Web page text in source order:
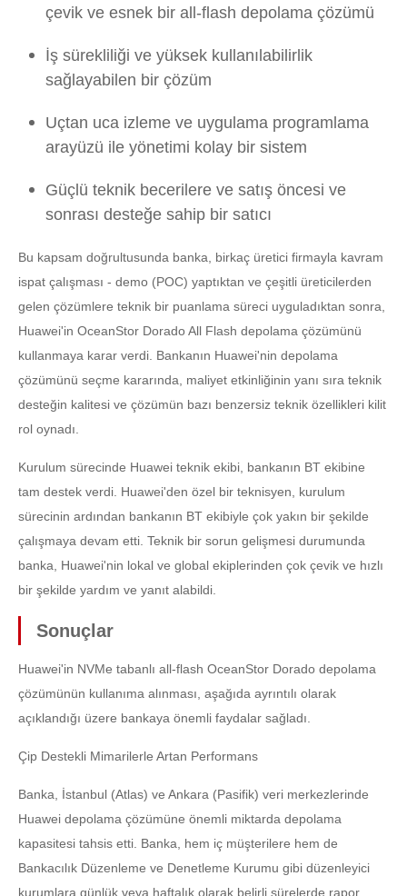
çevik ve esnek bir all-flash depolama çözümü
İş sürekliliği ve yüksek kullanılabilirlik
sağlayabilen bir çözüm
Uçtan uca izleme ve uygulama programlama
arayüzü ile yönetimi kolay bir sistem
Güçlü teknik becerilere ve satış öncesi ve
sonrası desteğe sahip bir satıcı
Bu kapsam doğrultusunda banka, birkaç üretici firmayla kavram
ispat çalışması - demo (POC) yaptıktan ve çeşitli üreticilerden
gelen çözümlere teknik bir puanlama süreci uyguladıktan sonra,
Huawei'in OceanStor Dorado All Flash depolama çözümünü
kullanmaya karar verdi. Bankanın Huawei'nin depolama
çözümünü seçme kararında, maliyet etkinliğinin yanı sıra teknik
desteğin kalitesi ve çözümün bazı benzersiz teknik özellikleri kilit
rol oynadı.
Kurulum sürecinde Huawei teknik ekibi, bankanın BT ekibine
tam destek verdi. Huawei'den özel bir teknisyen, kurulum
sürecinin ardından bankanın BT ekibiyle çok yakın bir şekilde
çalışmaya devam etti. Teknik bir sorun gelişmesi durumunda
banka, Huawei'nin lokal ve global ekiplerinden çok çevik ve hızlı
bir şekilde yardım ve yanıt alabildi.
Sonuçlar
Huawei'in NVMe tabanlı all-flash OceanStor Dorado depolama
çözümünün kullanıma alınması, aşağıda ayrıntılı olarak
açıklandığı üzere bankaya önemli faydalar sağladı.
Çip Destekli Mimarilerle Artan Performans
Banka, İstanbul (Atlas) ve Ankara (Pasifik) veri merkezlerinde
Huawei depolama çözümüne önemli miktarda depolama
kapasitesi tahsis etti. Banka, hem iç müşterilere hem de
Bankacılık Düzenleme ve Denetleme Kurumu gibi düzenleyici
kurumlara günlük veya haftalık olarak belirli sürelerde rapor